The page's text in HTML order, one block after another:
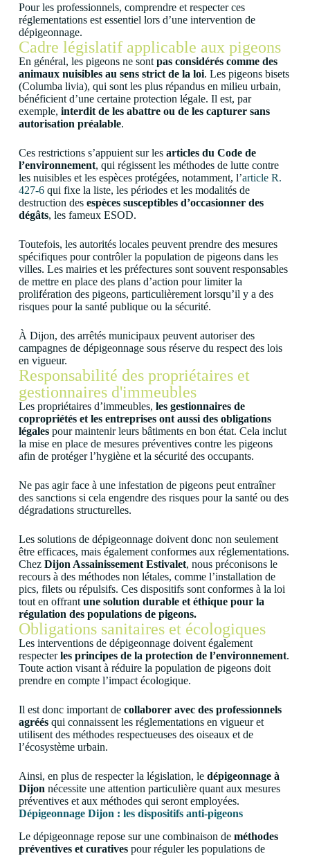
Pour les professionnels, comprendre et respecter ces
réglementations est essentiel lors d’une intervention de
dépigeonnage.
Cadre législatif applicable aux pigeons
En général, les pigeons ne sont pas considérés comme des
animaux nuisibles au sens strict de la loi. Les pigeons bisets
(Columba livia), qui sont les plus répandus en milieu urbain,
bénéficient d’une certaine protection légale. Il est, par
exemple, interdit de les abattre ou de les capturer sans
autorisation préalable.
Ces restrictions s’appuient sur les articles du Code de
l’environnement, qui régissent les méthodes de lutte contre
les nuisibles et les espèces protégées, notamment, l’article R.
427-6qui fixe la liste, les périodes et les modalités de
destruction desespèces susceptibles d’occasionner des
dégâts, les fameux ESOD.
Toutefois, les autorités locales peuvent prendre des mesures
spécifiques pour contrôler la population de pigeons dans les
villes. Les mairies et les préfectures sont souvent responsables
de mettre en place des plans d’action pour limiter la
prolifération des pigeons, particulièrement lorsqu’il y a des
risques pour la santé publique ou la sécurité.
À Dijon, des arrêtés municipaux peuvent autoriser des
campagnes de dépigeonnage sous réserve du respect des lois
en vigueur.
Responsabilité des propriétaires et
gestionnaires d'immeubles
Les propriétaires d’immeubles, les gestionnaires de
copropriétés et les entreprises ont aussi des obligations
légalespour maintenir leurs bâtiments en bon état. Cela inclut
la mise en place de mesures préventives contre les pigeons
afin de protéger l’hygiène et la sécurité des occupants.
Ne pas agir face à une infestation de pigeons peut entraîner
des sanctions si cela engendre des risques pour la santé ou des
dégradations structurelles.
Les solutions de dépigeonnage doivent donc non seulement
être efficaces, mais également conformes aux réglementations.
Chez Dijon Assainissement Estivalet, nous préconisons le
recours à des méthodes non létales, comme l’installation de
pics, filets ou répulsifs. Ces dispositifs sont conformes à la loi
tout en offrant une solution durable et éthique pour la
régulation des populations de pigeons.
Obligations sanitaires et écologiques
Les interventions de dépigeonnage doivent également
respecterles principes de la protection de l’environnement.
Toute action visant à réduire la population de pigeons doit
prendre en compte l’impact écologique.
Il est donc important de collaborer avec des professionnels
agréésqui connaissent les réglementations en vigueur et
utilisent des méthodes respectueuses des oiseaux et de
l’écosystème urbain.
Ainsi, en plus de respecter la législation, le dépigeonnage à
Dijon nécessite une attention particulière quant aux mesures
préventives et aux méthodes qui seront employées.
Dépigeonnage Dijon : les dispositifs anti-pigeons
Le dépigeonnage repose sur une combinaison de méthodes
préventives et curativespour réguler les populations de